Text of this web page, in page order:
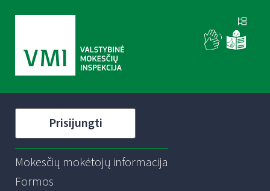
Prisijungti
Mokesčių mokėtojų informacija
Formos